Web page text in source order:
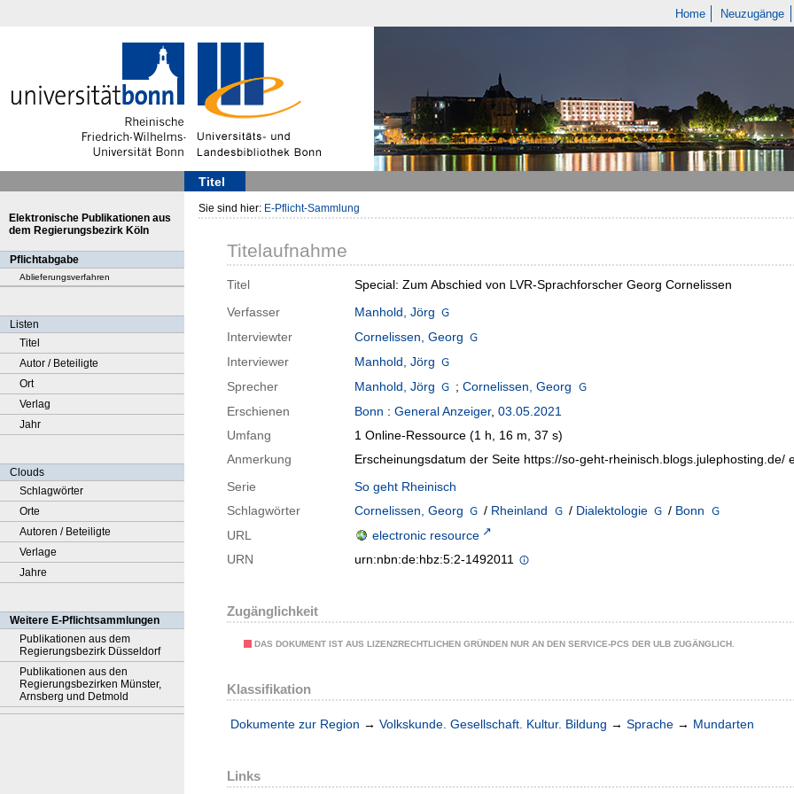
Home Neuzugänge
Titel
Elektronische Publikationen aus
dem Regierungsbezirk Köln
Pflichtabgabe
Ablieferungsverfahren
Listen
Titel
Autor / Beteiligte
Ort
Verlag
Jahr
Clouds
Schlagwörter
Orte
Autoren / Beteiligte
Verlage
Jahre
Weitere E-Pflichtsammlungen
Publikationen aus dem
Regierungsbezirk Düsseldorf
Publikationen aus den
Regierungsbezirken Münster,
Arnsberg und Detmold
Sie sind hier: E-Pflicht-Sammlung
Titelaufnahme
Titel
Special: Zum Abschied von LVR-Sprachforscher Georg Cornelissen
Verfasser
Manhold, Jörg
Interviewter
Cornelissen, Georg
Interviewer
Manhold, Jörg
Sprecher
Manhold, Jörg ; Cornelissen, Georg
Erschienen
Bonn : General Anzeiger, 03.05.2021
Umfang
1 Online-Ressource (1 h, 16 m, 37 s)
Anmerkung
Erscheinungsdatum der Seite https://so-geht-rheinisch.blogs.julephosting.de/
Serie
So geht Rheinisch
Schlagwörter
Cornelissen, Georg / Rheinland / Dialektologie / Bonn
URL
electronic resource
URN
urn:nbn:de:hbz:5:2-1492011
Zugänglichkeit
DAS DOKUMENT IST AUS LIZENZRECHTLICHEN GRÜNDEN NUR AN DEN SERVICE-PCS DER ULB ZUGÄNGLICH.
Klassifikation
Dokumente zur Region → Volkskunde. Gesellschaft. Kultur. Bildung → Sprache → Mundarten
Links